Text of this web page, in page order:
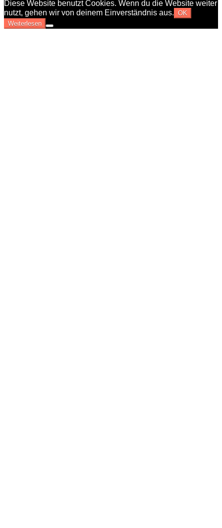
Diese Website benutzt Cookies. Wenn du die Website weiter
nutzt, gehen wir von deinem Einverständnis aus. OK
Weiterlesen